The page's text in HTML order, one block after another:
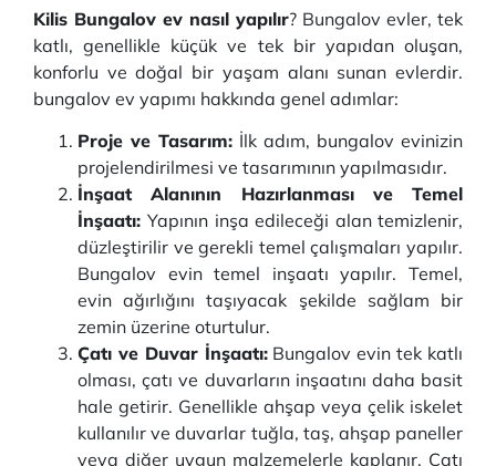
Kilis Bungalov ev nasıl yapılır? Bungalov evler, tek
katlı, genellikle küçük ve tek bir yapıdan oluşan,
konforlu ve doğal bir yaşam alanı sunan evlerdir.
bungalov ev yapımı hakkında genel adımlar:
Proje ve Tasarım: İlk adım, bungalov evinizin
projelendirilmesi ve tasarımının yapılmasıdır.
İnşaat Alanının Hazırlanması ve Temel
İnşaatı:Yapının inşa edileceği alan temizlenir,
düzleştirilir ve gerekli temel çalışmaları yapılır.
Bungalov evin temel inşaatı yapılır. Temel,
evin ağırlığını taşıyacak şekilde sağlam bir
zemin üzerine oturtulur.
Çatı ve Duvar İnşaatı:Bungalov evin tek katlı
olması, çatı ve duvarların inşaatını daha basit
hale getirir. Genellikle ahşap veya çelik iskelet
kullanılır ve duvarlar tuğla, taş, ahşap paneller
veya diğer uygun malzemelerle kaplanır. Çatı